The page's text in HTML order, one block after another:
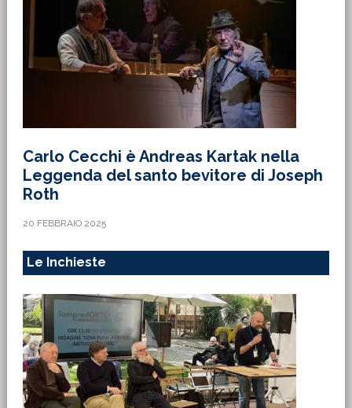
Carlo Cecchi è Andreas Kartak nella
Leggenda del santo bevitore di Joseph
Roth
20 FEBBRAIO 2025
Le Inchieste